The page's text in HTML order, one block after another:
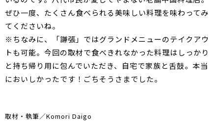
ぜひ一度、たくさん食べられる美味しい料理を味わってみ
てくださいね。
※ちなみに、「謙張」ではグランドメニューのテイクアウ
トも可能。今回の取材で食べきれなかった料理はしっかり
と持ち帰り用に包んでいただき、自宅で家族と舌鼓。本当
においしかったです！ごちそうさまでした。
取材・執筆／Komori Daigo